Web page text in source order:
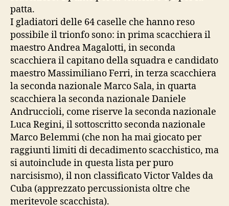
patta.
I gladiatori delle 64 caselle che hanno reso
possibile il trionfo sono: in prima scacchiera il
maestro Andrea Magalotti, in seconda
scacchiera il capitano della squadra e candidato
maestro Massimiliano Ferri, in terza scacchiera
la seconda nazionale Marco Sala, in quarta
scacchiera la seconda nazionale Daniele
Andruccioli, come riserve la seconda nazionale
Luca Regini, il sottoscritto seconda nazionale
Marco Belemmi (che non ha mai giocato per
raggiunti limiti di decadimento scacchistico, ma
si autoinclude in questa lista per puro
narcisismo), il non classificato Victor Valdes da
Cuba (apprezzato percussionista oltre che
meritevole scacchista).